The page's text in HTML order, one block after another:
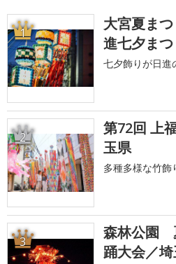
1
大宮夏ま
進七夕ま
七夕飾りが日進
2
第72回 上
玉県
多種多様な竹飾
3
森林公園
踊大会／